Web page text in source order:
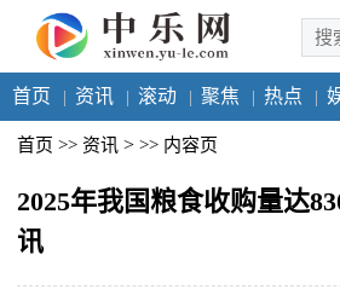
首页 资讯 滚动 聚焦 热点
首页 >> 资讯 > >> 内容页
2025年我国粮食收购量达
讯